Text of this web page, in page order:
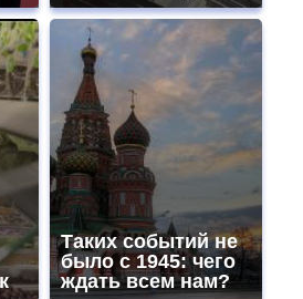
Таких событий не
было с 1945: чего
ждать всем нам?